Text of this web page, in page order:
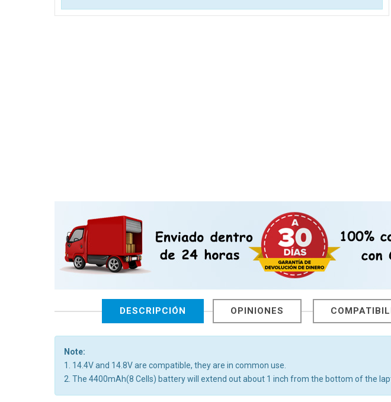
DESCRIPCIÓN OPINIONES
Note:
1. 14.4V and 14.8V are compatible, they are in common use.
2. The 4400mAh(8 Cells) battery will extend out about 1 inch from the bottom of the